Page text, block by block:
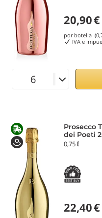
20,90€
por botella
IVA e
Prosecco
dei Poeti
0,75 ℓ
22,40€